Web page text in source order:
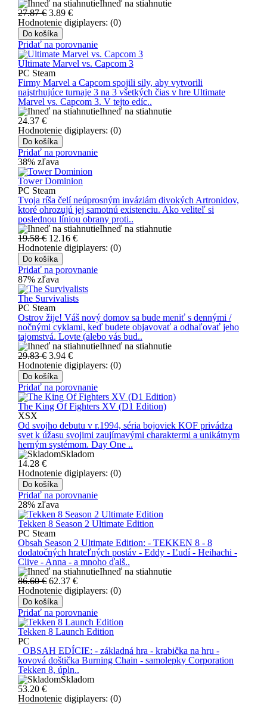
Ihneď na stiahnutie
27.87 € 3.89 €
Hodnotenie digiplayers: (0)
Do košíka
Pridať na porovnanie
Ultimate Marvel vs. Capcom 3
PC Steam
Firmy Marvel a Capcom spojili sily, aby vytvorili
najstrhujúce turnaje 3 na 3 všetkých čias v hre Ultimate
Marvel vs. Capcom 3. V tejto edíc..
Ihneď na stiahnutie
24.37 €
Hodnotenie digiplayers: (0)
Do košíka
Pridať na porovnanie
38% zľava
Tower Dominion
PC Steam
Tvoja ríša čelí neúprosným inváziám divokých Artronidov,
ktoré ohrozujú jej samotnú existenciu. Ako veliteľ si
poslednou líniou obrany proti..
Ihneď na stiahnutie
19.58 € 12.16 €
Hodnotenie digiplayers: (0)
Do košíka
Pridať na porovnanie
87% zľava
The Survivalists
PC Steam
Ostrov žije! Váš nový domov sa bude meniť s dennými /
nočnými cyklami, keď budete objavovať a odhaľovať jeho
tajomstvá. Lovte (alebo vás bud..
Ihneď na stiahnutie
29.83 € 3.94 €
Hodnotenie digiplayers: (0)
Do košíka
Pridať na porovnanie
The King Of Fighters XV (D1 Edition)
XSX
Od svojho debutu v r.1994, séria bojoviek KOF privádza
svet k úžasu svojimi zaujímavými charaktermi a unikátnym
herným systémom. Day One ..
Skladom
14.28 €
Hodnotenie digiplayers: (0)
Do košíka
Pridať na porovnanie
28% zľava
Tekken 8 Season 2 Ultimate Edition
PC Steam
Obsah Season 2 Ultimate Edition: - TEKKEN 8 - 8
dodatočných hrateľných postáv - Eddy - Ľudí - Heihachi -
Clive - Anna - a mnoho ďalš..
Ihneď na stiahnutie
86.60 € 62.37 €
Hodnotenie digiplayers: (0)
Do košíka
Pridať na porovnanie
Tekken 8 Launch Edition
PC
OBSAH EDÍCIE: - základná hra - krabička na hru -
kovová doštička Burning Chain - samolepky Corporation
Tekken 8, úpln..
Skladom
53.20 €
Hodnotenie digiplayers: (0)